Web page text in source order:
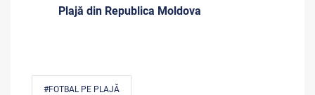
Plajă din Republica Moldova
#FOTBAL PE PLAJĂ